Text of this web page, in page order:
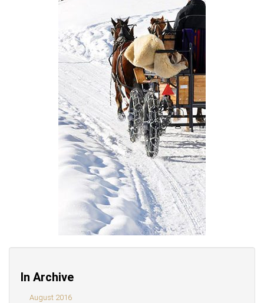
In Archive
August 2016